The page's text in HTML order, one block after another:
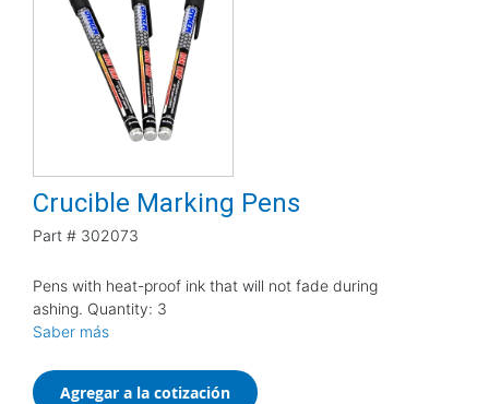
Crucible Marking Pens
Part # 302073
Pens with heat-proof ink that will not fade during
ashing. Quantity: 3
Saber más
Agregar a la cotización